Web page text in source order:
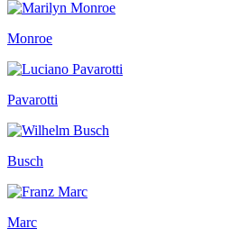
Monroe
Pavarotti
Busch
Marc